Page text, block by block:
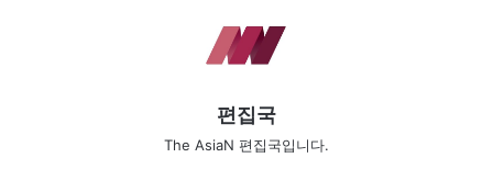
편집국
The AsiaN 편집국입니다.